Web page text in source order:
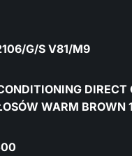
G/S V81/M9
DIRECT
WARM BROWN